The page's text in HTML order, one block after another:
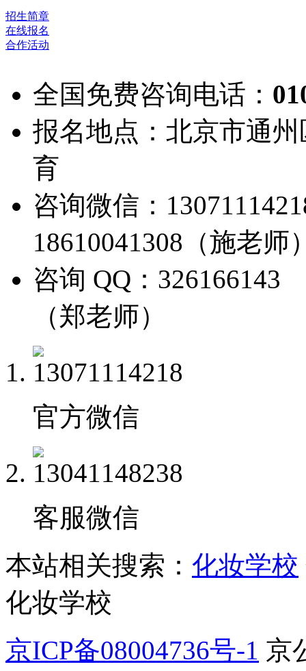
招生简章
在线报名
合作活动
全国免费咨询电话：
报名地点：北京市通
育
咨询微信：
18610041308（施老师
咨询 QQ：
（郑老师）
官方微信
客服微信
本站相关搜索： 化妆学校
化妆学校
京ICP备08004736号-1 京